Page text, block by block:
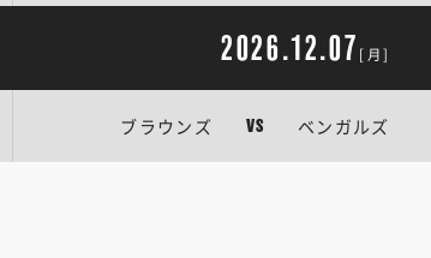
2026.12.07 [月]
ブラウンズ VS ベンガルズ